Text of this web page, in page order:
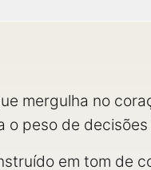
mergulha no
o peso de
em tom de